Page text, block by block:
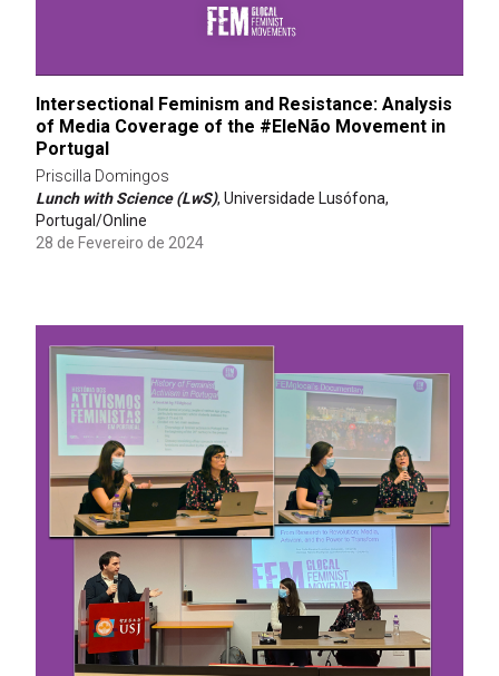
Intersectional Feminism and Resistance: Analysis
of Media Coverage of the #EleNão Movement in
Portugal
Priscilla Domingos
Lunch with Science (LwS), Universidade Lusófona,
Portugal/Online
28 de Fevereiro de 2024